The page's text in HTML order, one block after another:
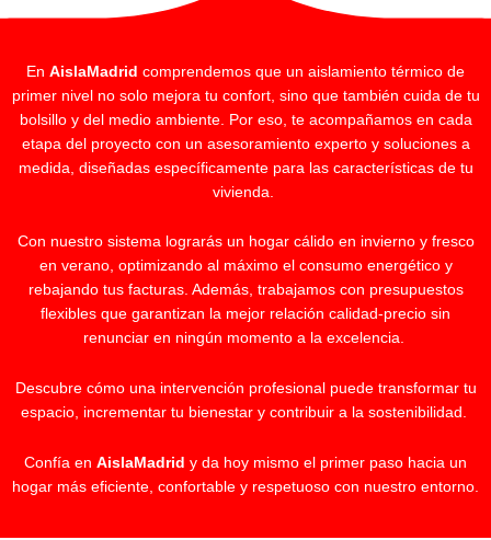
En AislaMadrid comprendemos que un aislamiento térmico de
primer nivel no solo mejora tu confort, sino que también cuida de tu
bolsillo y del medio ambiente. Por eso, te acompañamos en cada
etapa del proyecto con un asesoramiento experto y soluciones a
medida, diseñadas específicamente para las características de tu
vivienda.
Con nuestro sistema lograrás un hogar cálido en invierno y fresco
en verano, optimizando al máximo el consumo energético y
rebajando tus facturas. Además, trabajamos con presupuestos
flexibles que garantizan la mejor relación calidad-precio sin
renunciar en ningún momento a la excelencia.
Descubre cómo una intervención profesional puede transformar tu
espacio, incrementar tu bienestar y contribuir a la sostenibilidad.
Confía en AislaMadrid y da hoy mismo el primer paso hacia un
hogar más eficiente, confortable y respetuoso con nuestro entorno.